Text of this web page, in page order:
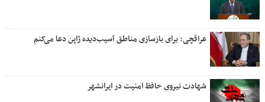
عراقچی: برای بازسازی مناطق آسیب‌دیده ژاپن دعا می‌کنم
شهادت نیروی حافظ امنیت در ایرانشهر